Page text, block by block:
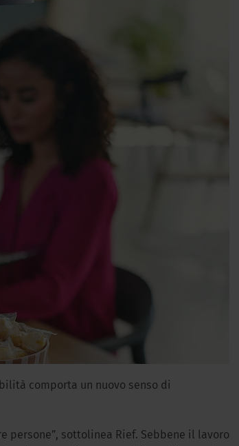
comporta un nuovo senso di
persone”, sottolinea Rief. Sebbene il lavoro